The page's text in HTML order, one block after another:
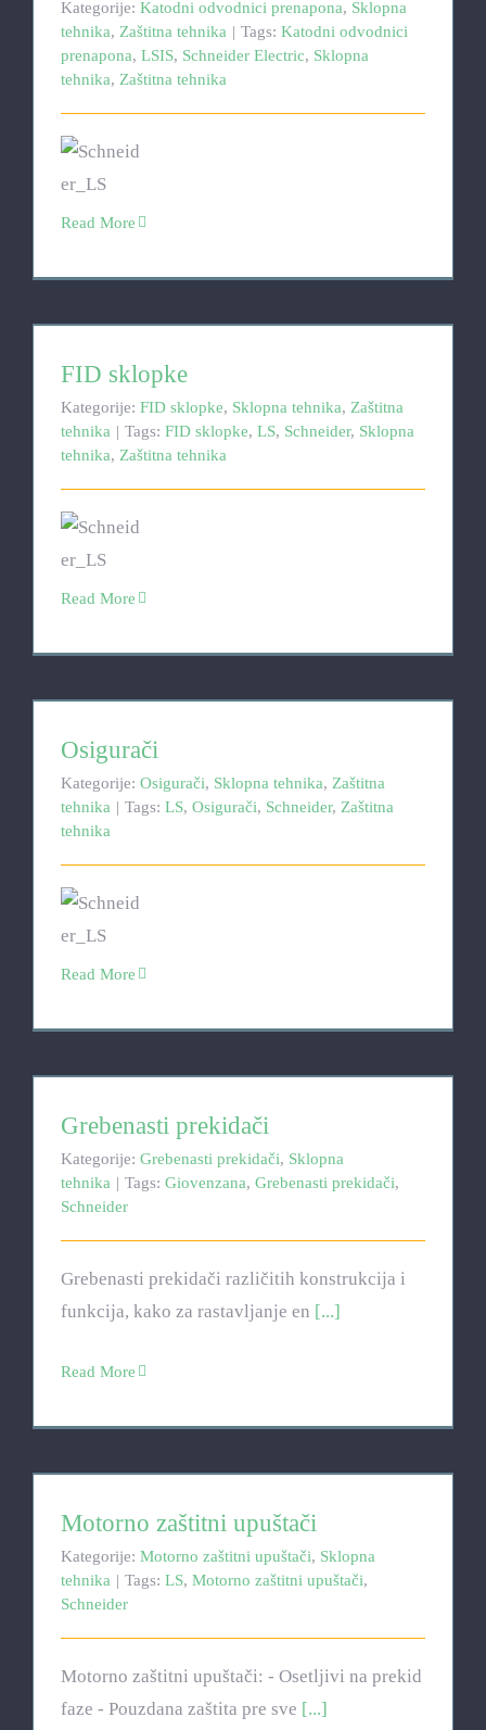
Kategorije: Katodni odvodnici prenapona, Sklopna
tehnika, Zaštitna tehnika | Tags: Katodni odvodnici
prenapona, LSIS, Schneider Electric, Sklopna
tehnika, Zaštitna tehnika
Read More
FID sklopke
Kategorije: FID sklopke, Sklopna tehnika, Zaštitna
tehnika | Tags: FID sklopke, LS, Schneider, Sklopna
tehnika, Zaštitna tehnika
Read More
Osigurači
Kategorije: Osigurači, Sklopna tehnika, Zaštitna
tehnika | Tags: LS, Osigurači, Schneider, Zaštitna
tehnika
Read More
Grebenasti prekidači
Kategorije: Grebenasti prekidači, Sklopna
tehnika | Tags: Giovenzana, Grebenasti prekidači,
Schneider
Grebenasti prekidači različitih konstrukcija i
funkcija, kako za rastavljanje en [...]
Read More
Motorno zaštitni upuštači
Kategorije: Motorno zaštitni upuštači, Sklopna
tehnika | Tags: LS, Motorno zaštitni upuštači,
Schneider
Motorno zaštitni upuštači: - Osetljivi na prekid
faze - Pouzdana zaštita pre sve [...]